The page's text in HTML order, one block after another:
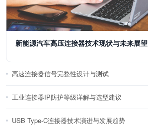
新能源汽车高压连接器技术现状与未来展望
高速连接器信号完整性设计与测试
工业连接器IP防护等级详解与选型建议
USB Type-C连接器技术演进与发展趋势